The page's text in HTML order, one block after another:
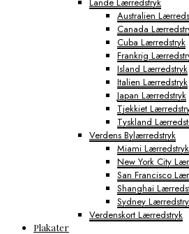
Australien
Canada
Cuba Lærredstryk
Frankrig
Island Lærredstryk
Italien Lærredstryk
Japan Lærredstryk
Tjekkiet
Tyskland
Verdens Bylærredstryk
Miami Lærredstryk
New York City
San Francisco
Shanghai
Sydney
Verdenskort Lærredstryk
Plakater